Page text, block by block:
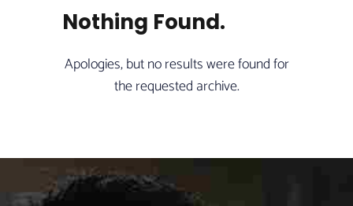
Nothing Found.
Apologies, but no results were found for
the requested archive.